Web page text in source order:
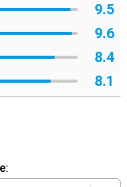
9.5
9.6
8.4
8.1